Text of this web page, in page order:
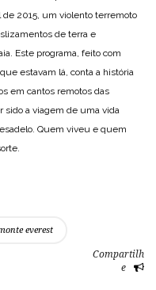
2015, um violento terremoto
de terra e
Este programa, feito com
estavam lá, conta a história
em cantos remotos das
sido a viagem de uma vida
Quem viveu e quem
everest
Compartilh
e